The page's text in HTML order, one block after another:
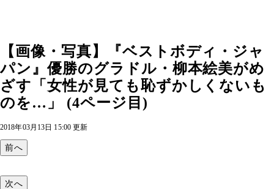
【画像・写真】『ベストボディ・ジャ
パン』優勝のグラドル・柳本絵美がめ
ざす「女性が見ても恥ずかしくないも
のを…」 (4ページ目)
2018年03月13日 15:00 更新
前へ
次へ